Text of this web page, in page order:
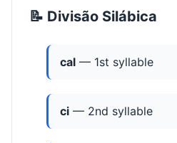
📝 Divisão Silábica
cal — 1st syllable
ci — 2nd syllable